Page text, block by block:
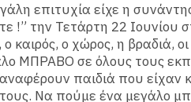
επιτυχία είχε η
!” την Τετάρτη 22 Ιουνίου
καιρός, ο χώρος, η βραδιά,
ΜΠΡΑΒΟ σε όλους τους
παιδιά που είχαν
Να πούμε ένα μεγάλο